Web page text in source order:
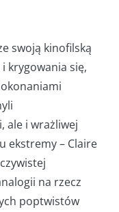
swoją kinofilską
krygowania się,
ale i wrażliwej
ekstremy – Claire
na rzecz
poptwistów